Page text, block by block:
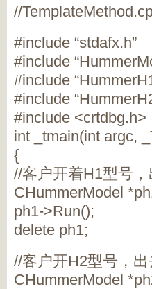
//
#include “stdafx.h”
#include
#include
#include
#include <crtdbg.h>
int _tmain(int argc,
{
//客户开着H1型号，
CHummerModel
ph1->Run();
delete ph1;
//客户开H2型号，出
CHummerModel